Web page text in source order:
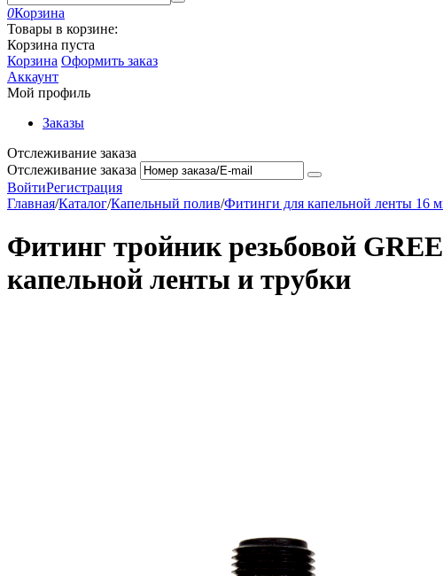
0Корзина
Товары в корзине:
Корзина пуста
Корзина Оформить заказ
Аккаунт
Мой профиль
Заказы
Отслеживание заказа
Отслеживание заказа
ВойтиРегистрация
Главная/Каталог/Капельный полив/Фитинги для капельной ленты 16
Фитинг тройник резьбовой
капельной ленты и трубки